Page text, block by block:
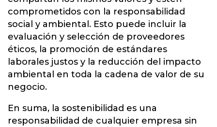
comprometidos con la responsabilidad
social y ambiental. Esto puede incluir la
evaluación y selección de proveedores
éticos, la promoción de estándares
laborales justos y la reducción del impacto
ambiental en toda la cadena de valor de su
negocio.
En suma, la sostenibilidad es una
responsabilidad de cualquier empresa sin